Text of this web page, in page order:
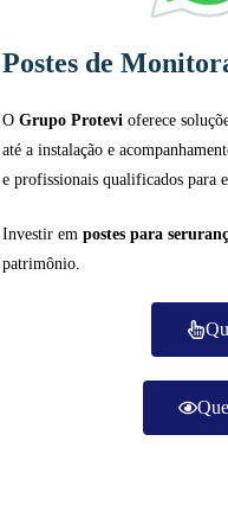
Postes de
O Grupo Protevi oferece
até a instalação e
e profissionais qualificados para
Investir em postes para
patrimônio.